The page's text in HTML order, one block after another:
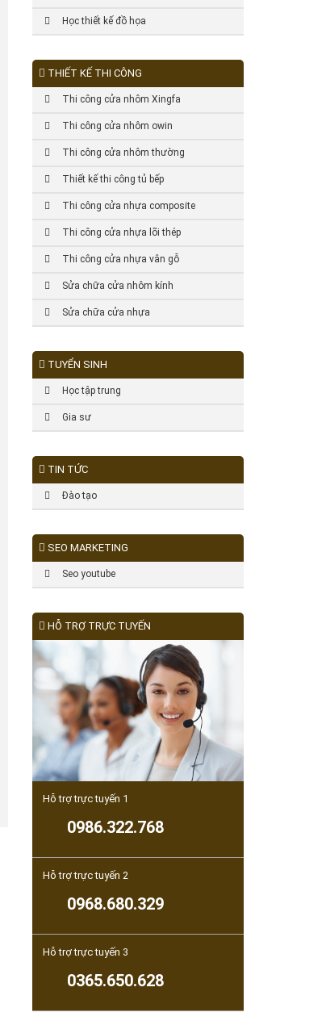
Học thiết kế đồ họa
THIẾT KẾ THI CÔNG
Thi công cửa nhôm Xingfa
Thi công cửa nhôm owin
Thi công cửa nhôm thường
Thiết kế thi công tủ bếp
Thi công cửa nhựa composite
Thi công cửa nhựa lõi thép
Thi công cửa nhựa vân gỗ
Sửa chữa cửa nhôm kính
Sửa chữa cửa nhựa
TUYỂN SINH
Học tập trung
Gia sư
TIN TỨC
Đào tạo
SEO MARKETING
Seo youtube
HỖ TRỢ TRỰC TUYẾN
Hỗ trợ trực tuyến 1
0986.322.768
Hỗ trợ trực tuyến 2
0968.680.329
Hỗ trợ trực tuyến 3
0365.650.628